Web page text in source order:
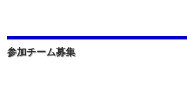
参加チーム募集